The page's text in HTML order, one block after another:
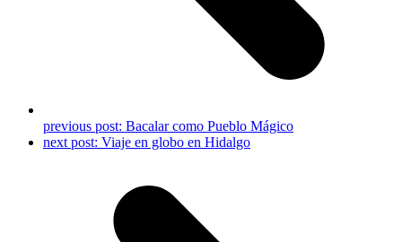
previous post: Bacalar como Pueblo Mágico
next post: Viaje en globo en Hidalgo